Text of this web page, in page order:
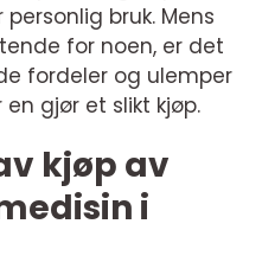
bruk. Mens
for noen, er det
fordeler og ulemper
gjør et slikt kjøp.
kjøp av
i